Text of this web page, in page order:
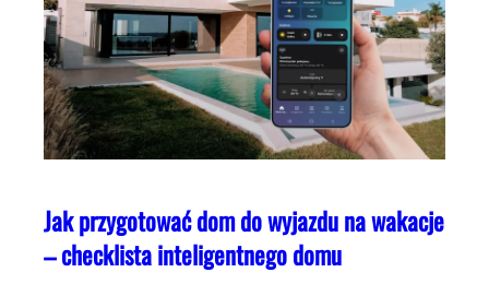
Jak przygotować dom do wyjazdu na wakacje
– checklista inteligentnego domu